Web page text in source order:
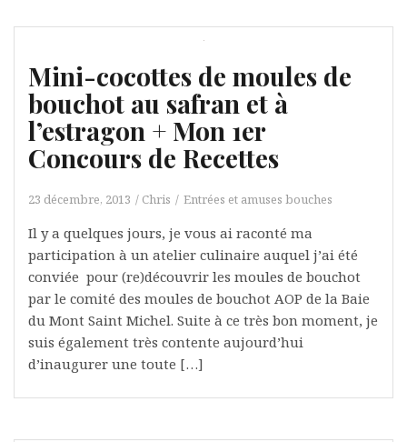
Mini-cocottes de moules de
bouchot au safran et à
l’estragon + Mon 1er
Concours de Recettes
23 décembre, 2013 Chris Entrées et amuses bouches
Il y a quelques jours, je vous ai raconté ma
participation à un atelier culinaire auquel j’ai été
conviée pour (re)découvrir les moules de bouchot
par le comité des moules de bouchot AOP de la Baie
du Mont Saint Michel. Suite à ce très bon moment, je
suis également très contente aujourd’hui
d’inaugurer une toute […]